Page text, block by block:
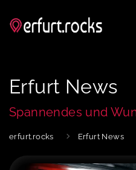
Erfurt News
Spannendes und
erfurt.rocks Erfurt News